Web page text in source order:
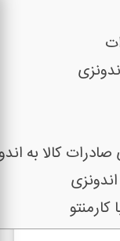
کالا به